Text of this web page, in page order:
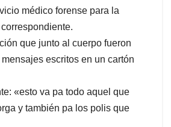
médico forense para la
que junto al cuerpo fueron
escritos en un cartón
«esto va pa todo aquel que
y también pa los polis que